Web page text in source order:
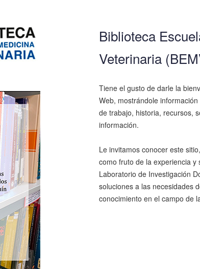
Biblioteca
Veterinaria
Tiene el gusto de darle la
Web, mostrándole
de trabajo, historia, recursos,
información.
Le invitamos conocer este
como fruto de la experiencia y
Laboratorio de Investigación
soluciones a las necesidades
conocimiento en el campo de